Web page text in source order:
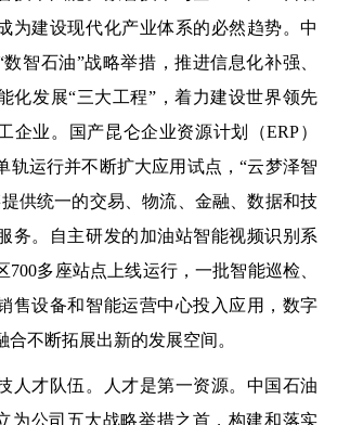
为建设现代化产业体系的必然趋势。中
智石油”战略举措，推进信息化补强、
化发展“三大工程”，着力建设世界领先
企业。国产昆仑企业资源计划（ERP）
轨运行并不断扩大应用试点，“云梦泽智
供统一的交易、物流、金融、数据和技
务。自主研发的加油站智能视频识别系
700多座站点上线运行，一批智能巡检、
售设备和智能运营中心投入应用，数字
合不断拓展出新的发展空间。
才队伍。
人才是第一资源。中国石油
为公司五大战略举措之首，构建和落实